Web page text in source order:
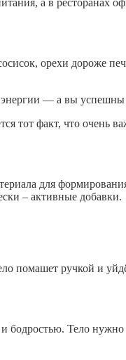
а в ресторанах
орехи дороже
энергии — а вы
тот факт, что очень
для
– активные добавки.
помашет ручкой и
Тело нужно